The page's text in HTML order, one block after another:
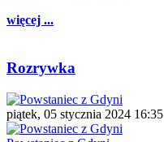
więcej ...
Rozrywka
piątek, 05 stycznia 2024 16:35